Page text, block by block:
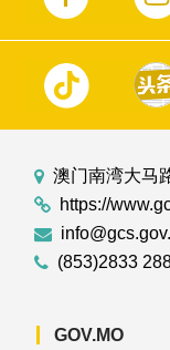
澳门南湾大马
https://
(853)2833
GOV.MO